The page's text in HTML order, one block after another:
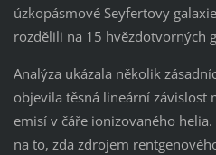
úzkopásmové Seyfertovy
rozdělili na 15 hvězdotvorných
Analýza ukázala několik
objevila těsná lineární závislost
emisí v čáře ionizovaného
na to, zda zdrojem